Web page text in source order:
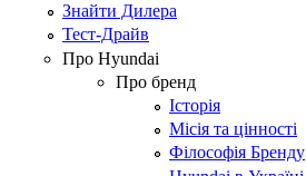
Знайти Дилера
Тест-Драйв
Про Hyundai
Про бренд
Історія
Місія та цінності
Філософія Бренду